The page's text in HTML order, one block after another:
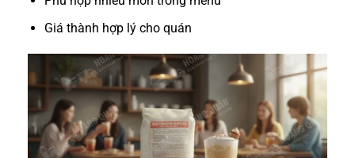
Giá thành hợp lý cho quán